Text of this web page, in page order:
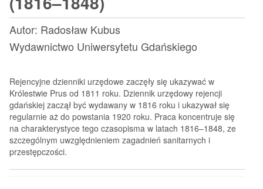
Autor: Radosław Kubus
Wydawnictwo Uniwersytetu Gdańskiego
Rejencyjne dzienniki urzędowe zaczęły się ukazywać w
Królestwie Prus od 1811 roku. Dziennik urzędowy rejencji
gdańskiej zaczął być wydawany w 1816 roku i ukazywał się
regularnie aż do powstania 1920 roku. Praca koncentruje się
na charakterystyce tego czasopisma w latach 1816–1848, ze
szczególnym uwzględnieniem zagadnień sanitarnych i
przestępczości.